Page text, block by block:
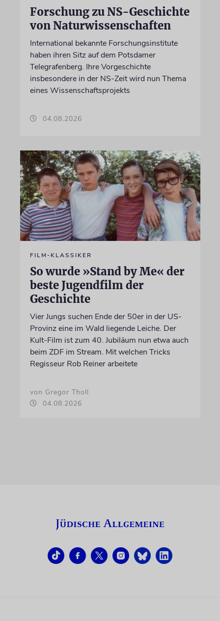
Forschung zu NS-Geschichte
von Naturwissenschaften
International bekannte Forschungsinstitute
haben ihren Sitz auf dem Potsdamer
Telegrafenberg. Ihre Vorgeschichte
insbesondere in der NS-Zeit wird nun Thema
eines Wissenschaftsprojekts
04.08.2026
FILM-KLASSIKER
So wurde »Stand by Me« der
beste Jugendfilm der
Geschichte
Vier Jungs suchen Ende der 50er in der US-
Provinz eine im Wald liegende Leiche. Der
Kult-Film ist zum 40. Jubiläum nun etwa auch
beim ZDF im Stream. Mit welchen Tricks
Regisseur Rob Reiner arbeitete
von Gregor Tholl
04.08.2026